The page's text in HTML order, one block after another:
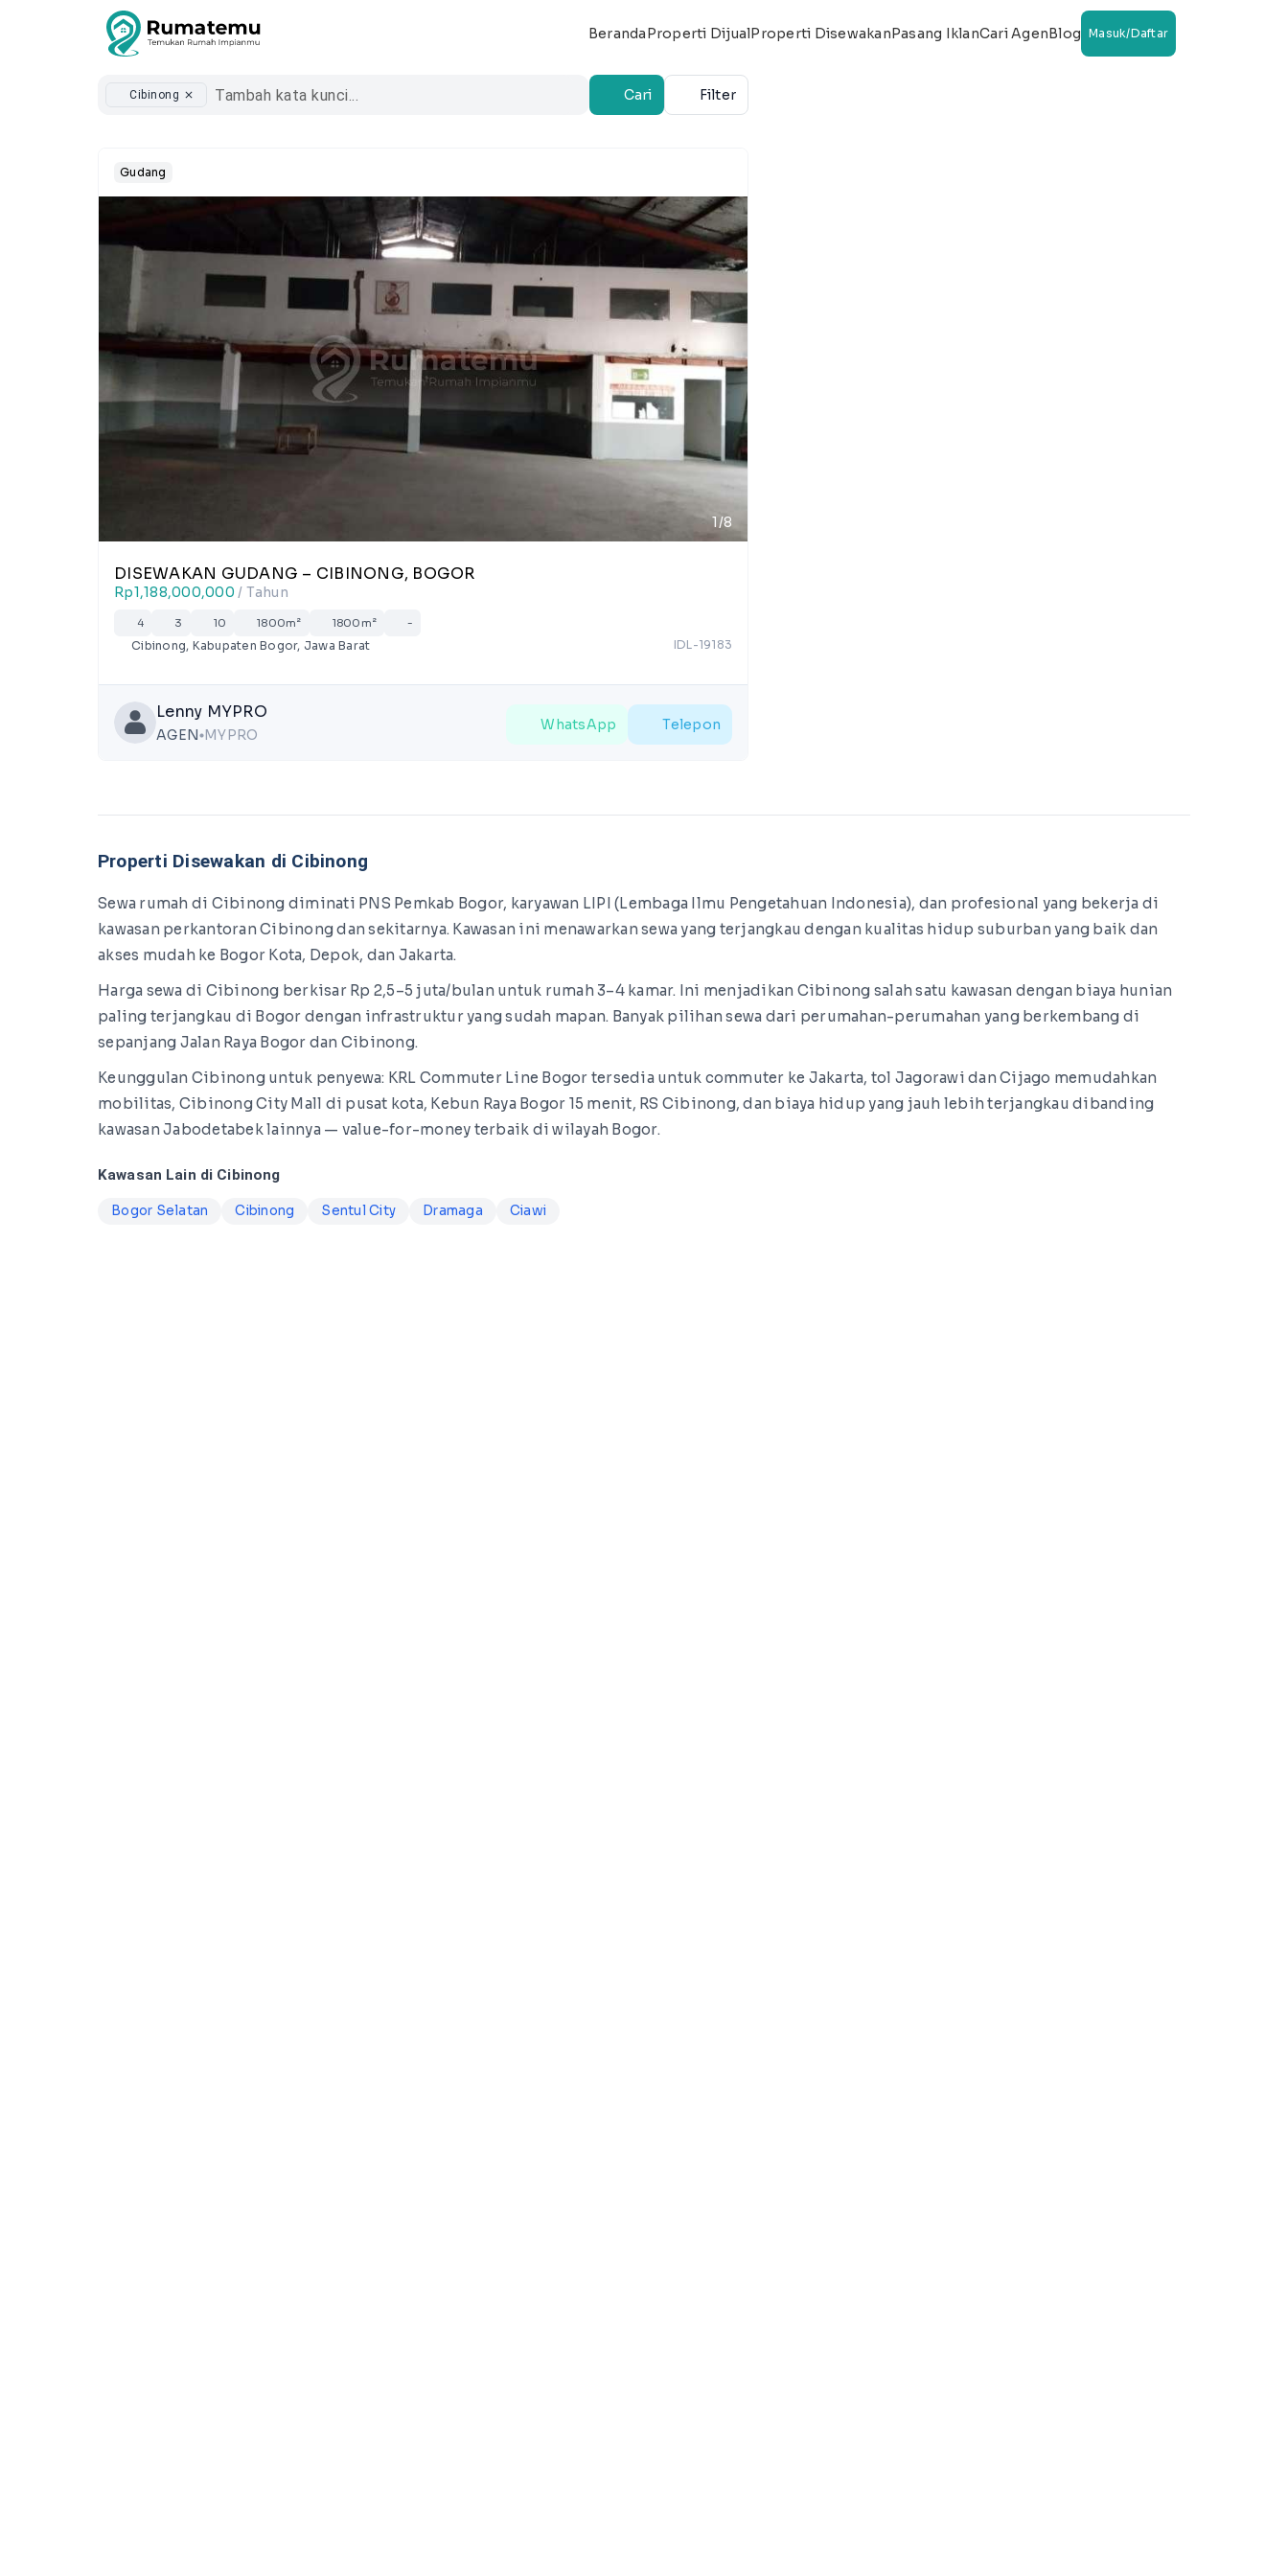
BerandaProperti DijualProperti DisewakanPasang IklanCari AgenBlog Masuk/Daftar
Cibinong close Cari Filter
Gudang
1/8
DISEWAKAN GUDANG – CIBINONG, BOGOR
Rp1,188,000,000 / Tahun
4 3 10 1800m² 1800m² -
Cibinong, Kabupaten Bogor, Jawa Barat IDL-19183
Lenny MYPRO
AGEN lens MYPRO
WhatsApp Telepon
Properti Disewakan di Cibinong
Sewa rumah di Cibinong diminati PNS Pemkab Bogor, karyawan LIPI (Lembaga Ilmu Pengetahuan Indonesia), dan profesional yang bekerja di
kawasan perkantoran Cibinong dan sekitarnya. Kawasan ini menawarkan sewa yang terjangkau dengan kualitas hidup suburban yang baik dan
akses mudah ke Bogor Kota, Depok, dan Jakarta.
Harga sewa di Cibinong berkisar Rp 2,5–5 juta/bulan untuk rumah 3–4 kamar. Ini menjadikan Cibinong salah satu kawasan dengan biaya hunian
paling terjangkau di Bogor dengan infrastruktur yang sudah mapan. Banyak pilihan sewa dari perumahan-perumahan yang berkembang di
sepanjang Jalan Raya Bogor dan Cibinong.
Keunggulan Cibinong untuk penyewa: KRL Commuter Line Bogor tersedia untuk commuter ke Jakarta, tol Jagorawi dan Cijago memudahkan
mobilitas, Cibinong City Mall di pusat kota, Kebun Raya Bogor 15 menit, RS Cibinong, dan biaya hidup yang jauh lebih terjangkau dibanding
kawasan Jabodetabek lainnya — value-for-money terbaik di wilayah Bogor.
Kawasan Lain di Cibinong
Bogor Selatan Cibinong Sentul City Dramaga Ciawi